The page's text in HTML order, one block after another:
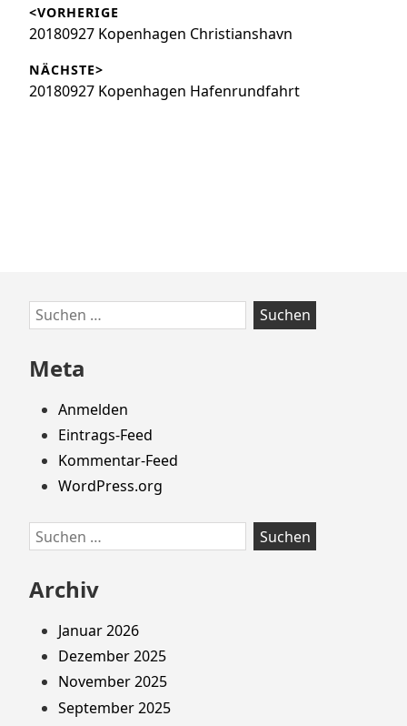
<VORHERIGE
Vorheriger
20180927 Kopenhagen Christianshavn
NÄCHSTE>
Nächster
20180927 Kopenhagen Hafenrundfahrt
Zum
Footer
springen
Suchen
nach:
Meta
Anmelden
Eintrags-Feed
Kommentar-Feed
WordPress.org
Suchen
nach:
Archiv
Januar 2026
Dezember 2025
November 2025
September 2025